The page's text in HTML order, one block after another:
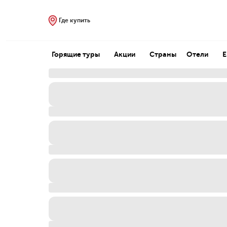
Где купить
Горящие туры Акции Страны Отели